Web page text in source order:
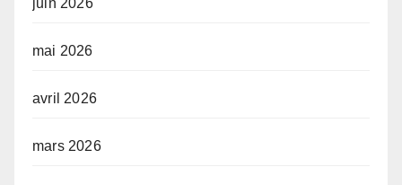
juin 2026
mai 2026
avril 2026
mars 2026